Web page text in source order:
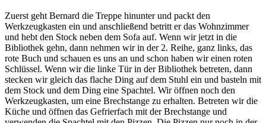
Zuerst geht Bernard die Treppe hinunter und packt den
Werkzeugkasten ein und anschließend betritt er das Wohnzimmer
und hebt den Stock neben dem Sofa auf. Wenn wir jetzt in die
Bibliothek gehn, dann nehmen wir in der 2. Reihe, ganz links, das
rote Buch und schauen es uns an und schon haben wir einen roten
Schlüssel. Wenn wir die linke Tür in der Bibliothek betreten, dann
stecken wir gleich das flache Ding auf dem Stuhl ein und basteln mit
dem Stock und dem Ding eine Spachtel. Wir öffnen noch den
Werkzeugkasten, um eine Brechstange zu erhalten. Betreten wir die
Küche und öffnen das Gefrierfach mit der Brechstange und